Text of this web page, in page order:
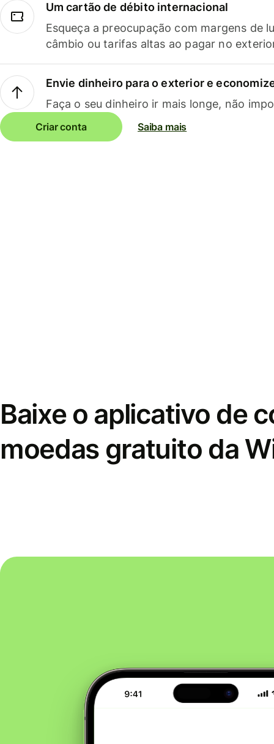
Um cartão de débito internacional
Esqueça a preocupação com margens de
câmbio ou tarifas altas ao pagar no
Envie dinheiro para o exterior e
Faça o seu dinheiro ir mais longe, não
Criar conta Saiba mais
Baixe o aplicativo de
moedas gratuito da